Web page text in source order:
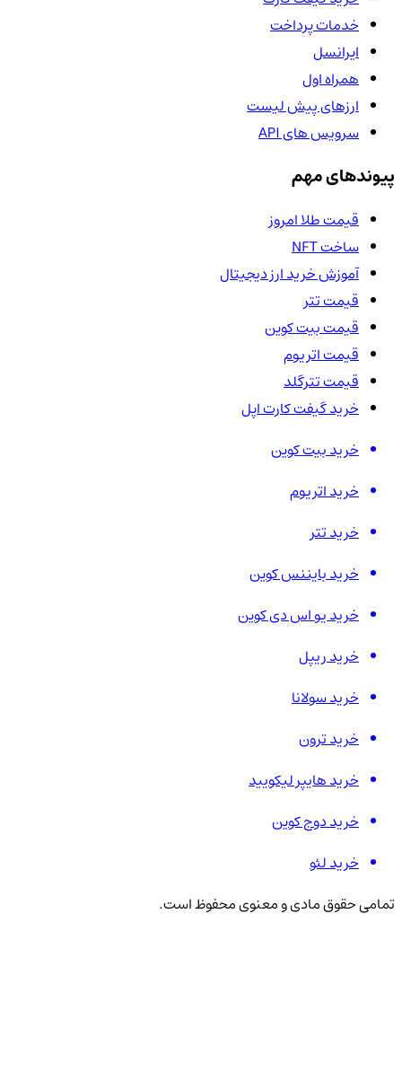
خدمات پرداخت
ایرانسل
همراه اول
ارزهای پیش لیست
سرویس های API
پیوندهای مهم
قیمت طلا امروز
ساخت NFT
آموزش خرید ارز دیجیتال
قیمت تتر
قیمت بیت کوین
قیمت اتریوم
قیمت تترگلد
خرید گیفت کارت اپل
خرید بیت کوین
خرید اتریوم
خرید تتر
خرید بایننس کوین
خرید یو اس دی کوین
خرید ریپل
خرید سولانا
خرید ترون
خرید هایپر لیکویید
خرید دوج کوین
خرید لئو
تمامی حقوق مادی و معنوی محفوظ است.